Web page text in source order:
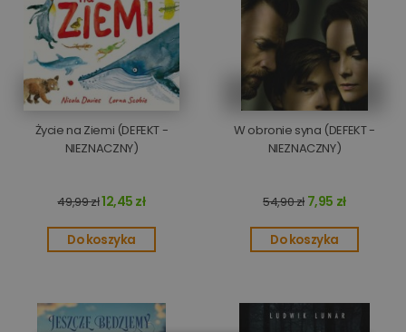
Życie na Ziemi (DEFEKT -
NIEZNACZNY)
49,99 zł12,45 zł
Do koszyka
W obronie syna (DEFEKT -
NIEZNACZNY)
54,90 zł 7,95 zł
Do koszyka